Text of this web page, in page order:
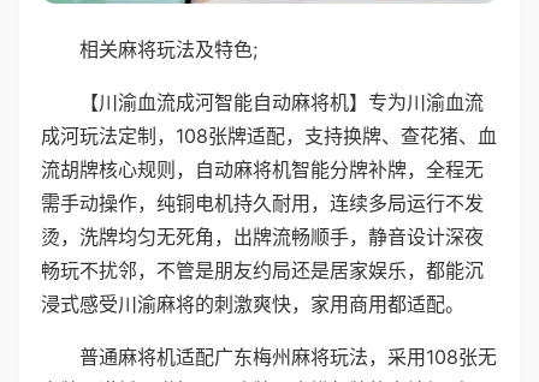
相关麻将玩法及特色;
【川渝血流成河智能自动麻将机】专为川渝血流
成河玩法定制，108张牌适配，支持换牌、查花猪、血
流胡牌核心规则，自动麻将机智能分牌补牌，全程无
需手动操作，纯铜电机持久耐用，连续多局运行不发
烫，洗牌均匀无死角，出牌流畅顺手，静音设计深夜
畅玩不扰邻，不管是朋友约局还是居家娱乐，都能沉
浸式感受川渝麻将的刺激爽快，家用商用都适配。
普通麻将机适配广东梅州麻将玩法，采用108张无